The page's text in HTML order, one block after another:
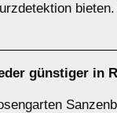
günstiger in